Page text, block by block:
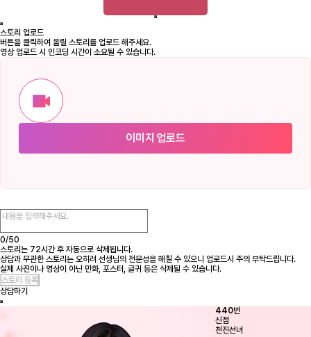
스토리 업로드
버튼을 클릭하여 올릴 스토리를 업로드 해주세요.
영상 업로드 시 인코딩 시간이 소요될 수 있습니다.
이미지 업로드
0/50
스토리는 72시간 후 자동으로 삭제됩니다.
상담과 무관한 스토리는 오히려 선생님의 전문성을 해칠 수 있으니 업로드시 주의 부탁드립니다.
실제 사진이나 영상이 아닌 만화, 포스터, 글귀 등은 삭제될 수 있습니다.
상담하기
440번
신점
천진선녀